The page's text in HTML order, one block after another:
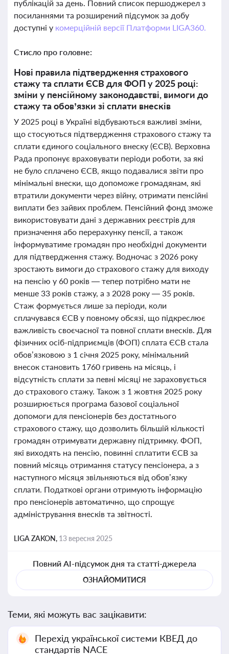
публікацій за день. Повний список першоджерел з
посиланнями та розширений підсумок за добу
доступні у комерційній версії Платформи LIGA360.
Стисло про головне:
Нові правила підтвердження страхового
стажу та сплати ЄСВ для ФОП у 2025 році:
зміни у пенсійному законодавстві, вимоги до
стажу та обов’язки зі сплати внесків
У 2025 році в Україні відбуваються важливі зміни,
що стосуються підтвердження страхового стажу та
сплати єдиного соціального внеску (ЄСВ). Верховна
Рада пропонує враховувати періоди роботи, за які
не було сплачено ЄСВ, якщо подавалися звіти про
мінімальні внески, що допоможе громадянам, які
втратили документи через війну, отримати пенсійні
виплати без зайвих проблем. Пенсійний фонд зможе
використовувати дані з державних реєстрів для
призначення або перерахунку пенсії, а також
інформуватиме громадян про необхідні документи
для підтвердження стажу. Водночас з 2026 року
зростають вимоги до страхового стажу для виходу
на пенсію у 60 років — тепер потрібно мати не
менше 33 років стажу, а з 2028 року — 35 років.
Стаж формується лише за періоди, коли
сплачувався ЄСВ у повному обсязі, що підкреслює
важливість своєчасної та повної сплати внесків. Для
фізичних осіб-підприємців (ФОП) сплата ЄСВ стала
обов’язковою з 1 січня 2025 року, мінімальний
внесок становить 1760 гривень на місяць, і
відсутність сплати за певні місяці не зараховується
до страхового стажу. Також з 1 жовтня 2025 року
розширюється програма базової соціальної
допомоги для пенсіонерів без достатнього
страхового стажу, що дозволить більшій кількості
громадян отримувати державну підтримку. ФОП,
які виходять на пенсію, повинні сплатити ЄСВ за
повний місяць отримання статусу пенсіонера, а з
наступного місяця звільняються від обов’язку
сплати. Податкові органи отримують інформацію
про пенсіонерів автоматично, що спрощує
адміністрування внесків та звітності.
LIGA ZAKON, 13 вересня 2025
Повний AI-підсумок дня та статті-джерела
ОЗНАЙОМИТИСЯ
Теми, які можуть вас зацікавити:
Перехід української системи КВЕД до
стандартів NACE